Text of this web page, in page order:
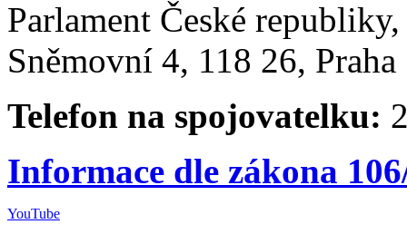
Parlament České
Sněmovní 4, 118 26,
Telefon na spojovatelku:
Informace dle zákona
YouTube